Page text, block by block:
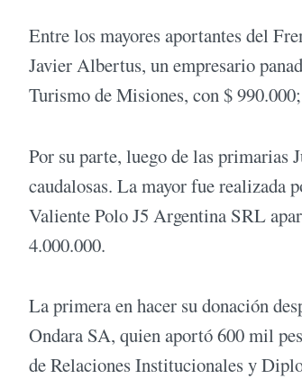
Entre los mayores aportantes del
Javier Albertus, un empresario
Turismo de Misiones, con $
Por su parte, luego de las primarias
caudalosas. La mayor fue realizada
Valiente Polo J5 Argentina SRL
4.000.000.
La primera en hacer su donación
Ondara SA, quien aportó 600 mil
de Relaciones Institucionales y